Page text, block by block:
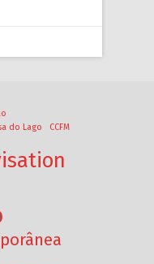
do Lago CCFM